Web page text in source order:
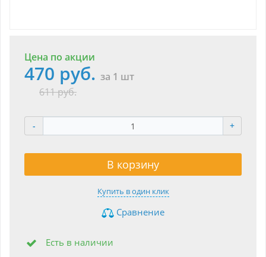
Цена по акции
470 руб. за 1 шт
611 руб.
- +
В корзину
Купить в один клик
Сравнение
Есть в наличии